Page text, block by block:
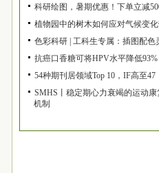
科研绘图，暑期优惠！下单立减
植物园中的树木如何应对气候变
色彩科研 | 工科生专属：插图配色
抗癌口香糖可将HPV水平降低93%
54种期刊居领域Top 10，IF高至47
SMHS丨稳定期心力衰竭的运动
机制